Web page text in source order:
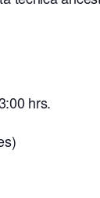
hrs.